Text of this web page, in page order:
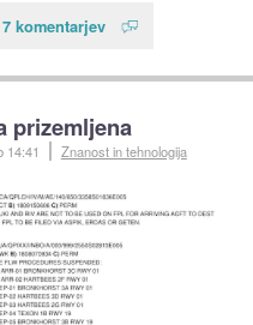
7 komentarjev
prizemljena
14:41 Znanost in tehnologija